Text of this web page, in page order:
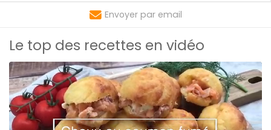
Envoyer par email
Le top des recettes en vidéo